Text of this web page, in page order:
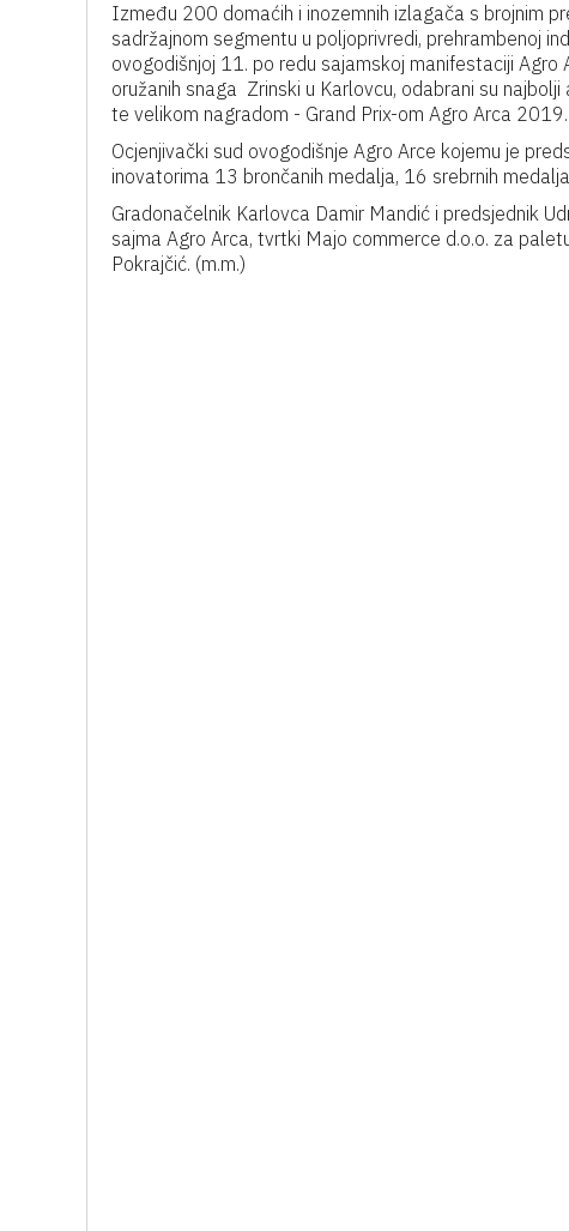
Između 200 domaćih i inozemnih izlagača s brojnim
sadržajnom segmentu u poljoprivredi, prehrambenoj
ovogodišnjoj 11. po redu sajamskoj manifestaciji
oružanih snaga Zrinski u Karlovcu, odabrani su
te velikom nagradom - Grand Prix-om Agro Arca 2019.
Ocjenjivački sud ovogodišnje Agro Arce kojemu je
inovatorima 13 brončanih medalja, 16 srebrnih
Gradonačelnik Karlovca Damir Mandić i predsjednik
sajma Agro Arca, tvrtki Majo commerce d.o.o. za
Pokrajčić. (m.m.)